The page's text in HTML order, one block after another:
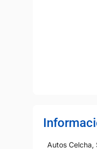
Autos Celcha,